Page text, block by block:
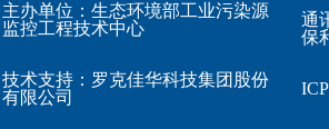
主办单位：生态环境部工业污染源
监控工程技术中心
技术支持： 罗克佳华科技集团股份
有限公司
通
保